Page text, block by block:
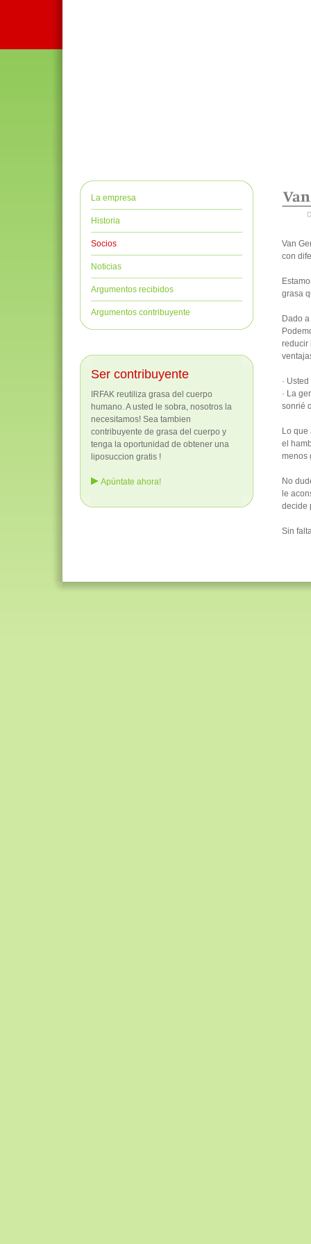
La empresa
Historia
Socios
Noticias
Argumentos recibidos
Argumentos contribuyente
Ser contribuyente
IRFAK reutiliza grasa del cuerpo
humano. A usted le sobra, nosotros la
necesitamos! Sea tambien
contribuyente de grasa del cuerpo y
tenga la oportunidad de obtener una
liposuccion gratis !
Apúntate ahora!
Van
con
grasa
Dado
reducir
·
· La
sonrié
Lo
el
menos
No
le
decide
Sin